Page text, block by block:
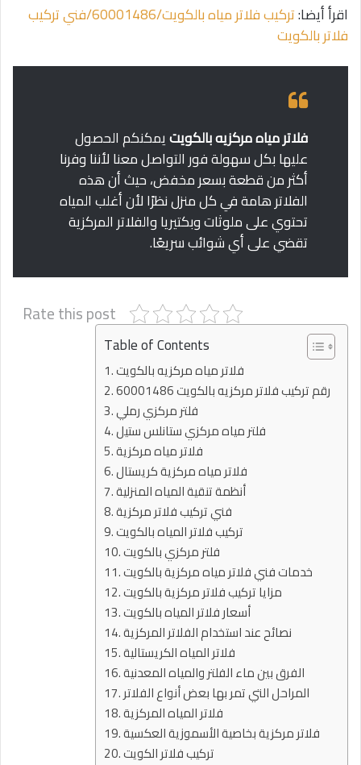
اقرأ أيضا:
تركيب فلاتر مياه بالكويت/60001486/فني تركيب
فلاتر بالكويت
فلاتر مياه مركزيه بالكويتيمكنكم الحصول
عليها بكل سهولة فور التواصل معنا لأننا وفرنا
أكثر من قطعة بسعر مخفض، حيث أن هذه
الفلاتر هامة في كل منزل نظرًا لأن أغلب المياه
تحتوي على ملوثات وبكتيريا والفلاتر المركزية
تقضي على أي شوائب سريعًا.
Rate this post
Table of Contents
فلاتر مياه مركزيه بالكويت
60001486 رقم تركيب فلاتر مركزيه بالكويت
فلتر مركزي رملي
فلتر مياه مركزي ستانلس ستيل
فلاتر مياه مركزية
فلاتر مياه مركزية كريستال
أنظمة تنقية المياه المنزلية
فني تركيب فلاتر مركزية
تركيب فلاتر المياه بالكويت
فلتر مركزي بالكويت
خدمات فني فلاتر مياه مركزية بالكويت
مزايا تركيب فلاتر مركزية بالكويت
أسعار فلاتر المياه بالكويت
نصائح عند استخدام الفلاتر المركزية
فلاتر المياه الكريستالية
الفرق بين ماء الفلتر والمياه المعدنية
المراحل التي تمر بها بعض أنواع الفلاتر
فلاتر المياه المركزية
فلاتر مركزية بخاصية الأسموزية العكسية
تركيب فلاتر الكويت